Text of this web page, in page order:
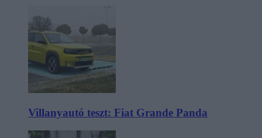
Villanyautó teszt: Fiat Grande Panda